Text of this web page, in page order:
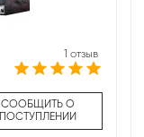
1 отзыв
СООБЩИТЬ О
ПОСТУПЛЕНИИ